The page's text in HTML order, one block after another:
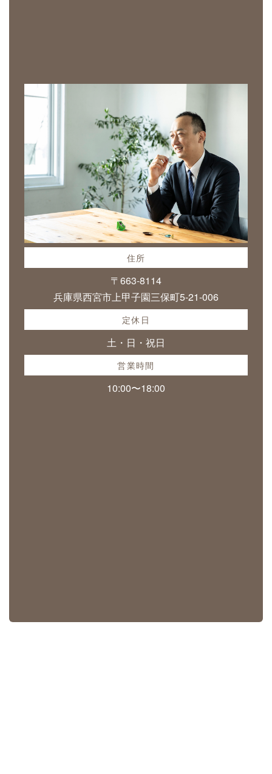
住所
〒663-8114
兵庫県西宮市上甲子園三保町5-21-006
定休日
土・日・祝日
営業時間
10:00〜18:00